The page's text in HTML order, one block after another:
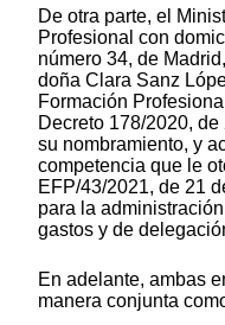
De otra parte, el
Profesional con
número 34, de
doña Clara Sanz
Formación
Decreto 178/2020,
su nombramiento, y
competencia que le
EFP/43/2021, de 21
para la
gastos y de
En adelante, ambas
manera conjunta